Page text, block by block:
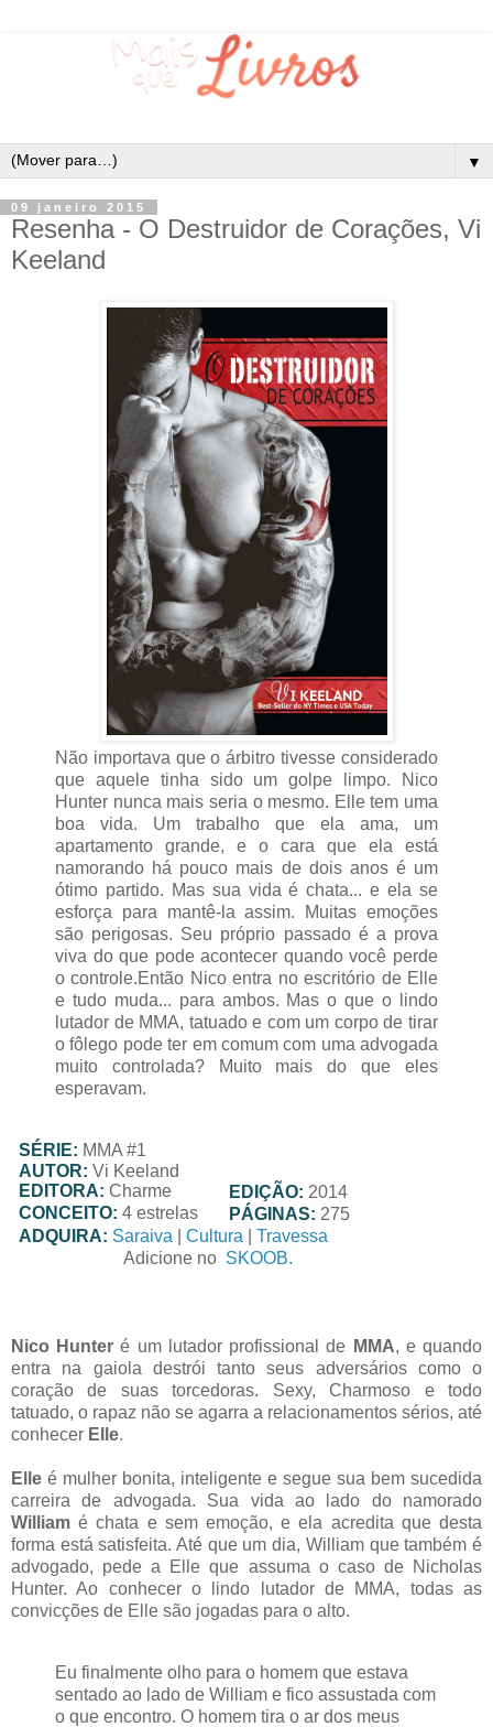
▼
09 janeiro 2015
Resenha - O Destruidor de Corações, Vi
Keeland
Não importava que o árbitro tivesse considerado
que aquele tinha sido um golpe limpo. Nico
Hunter nunca mais seria o mesmo. Elle tem uma
boa vida. Um trabalho que ela ama, um
apartamento grande, e o cara que ela está
namorando há pouco mais de dois anos é um
ótimo partido. Mas sua vida é chata... e ela se
esforça para mantê-la assim. Muitas emoções
são perigosas. Seu próprio passado é a prova
viva do que pode acontecer quando você perde
o controle.Então Nico entra no escritório de Elle
e tudo muda... para ambos. Mas o que o lindo
lutador de MMA, tatuado e com um corpo de tirar
o fôlego pode ter em comum com uma advogada
muito controlada? Muito mais do que eles
esperavam.
SÉRIE: MMA #1
AUTOR: Vi Keeland
EDITORA: Charme EDIÇÃO: 2014
CONCEITO: 4 estrelas PÁGINAS: 275
ADQUIRA: Saraiva |Cultura |Travessa
Adicione no SKOOB.
Nico Hunter é um lutador profissional de MMA, e quando
entra na gaiola destrói tanto seus adversários como o
coração de suas torcedoras. Sexy, Charmoso e todo
tatuado, o rapaz não se agarra a relacionamentos sérios, até
conhecer Elle.
Elle é mulher bonita, inteligente e segue sua bem sucedida
carreira de advogada. Sua vida ao lado do namorado
William é chata e sem emoção, e ela acredita que desta
forma está satisfeita. Até que um dia, William que também é
advogado, pede a Elle que assuma o caso de Nicholas
Hunter. Ao conhecer o lindo lutador de MMA, todas as
convicções de Elle são jogadas para o alto.
Eu finalmente olho para o homem que estava
sentado ao lado de William e fico assustada com
o que encontro. O homem tira o ar dos meus